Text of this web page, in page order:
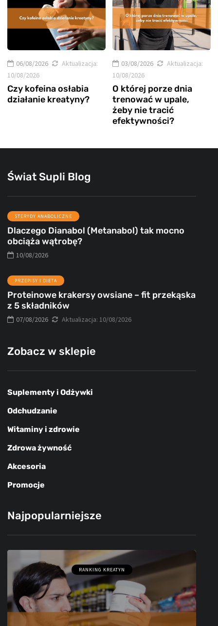
06/08/2026
Aktualizacja:
10/08/2026
Czy kofeina osłabia
działanie kreatyny?
03/08/2026
Aktualizacja:
10/08/2026
O której porze dnia
trenować w upale,
żeby nie tracić
efektywności?
Świat Supli Blog
STERYDY ANABOLICZNE
Dlaczego Dianabol (Metanabol) tak mocno
obciąża wątrobę?
10/08/2026
PRZEPISY I DIETA
Proteinowe krakersy owsiane – fit przekąska
z 5 składników
07/08/2026 Aktualizacja: 10/08/2026
Zobacz w sklepie
Suplementy i Odżywki
Odchudzanie
Witaminy i zdrowie
Zdrowa żywność
Akcesoria
Promocje
Najpopularniejsze
RANKING KREATYN